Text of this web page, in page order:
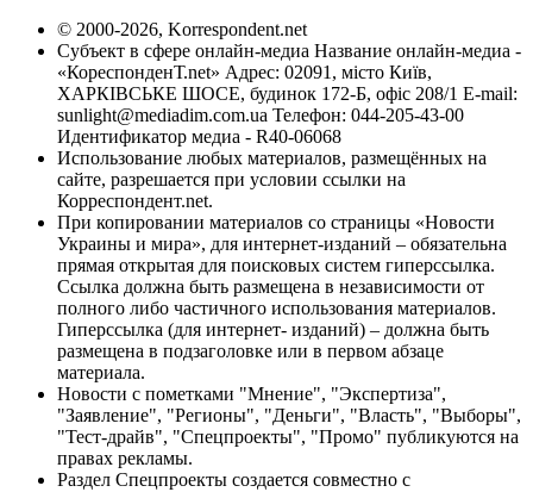
© 2000-2026, Korrespondent.net
Субъект в сфере онлайн-медиа Название онлайн-медиа -
«КореспонденТ.net» Адрес: 02091, місто Київ,
ХАРКІВСЬКЕ ШОСЕ, будинок 172-Б, офіс 208/1 E-mail:
sunlight@mediadim.com.ua Телефон: 044-205-43-00
Идентификатор медиа - R40-06068
Использование любых материалов, размещённых на
сайте, разрешается при условии ссылки на
Корреспондент.net.
При копировании материалов со страницы «Новости
Украины и мира», для интернет-изданий – обязательна
прямая открытая для поисковых систем гиперссылка.
Ссылка должна быть размещена в независимости от
полного либо частичного использования материалов.
Гиперссылка (для интернет- изданий) – должна быть
размещена в подзаголовке или в первом абзаце
материала.
Новости с пометками "Мнение", "Экспертиза",
"Заявление", "Регионы", "Деньги", "Власть", "Выборы",
"Тест-драйв", "Спецпроекты", "Промо" публикуются на
правах рекламы.
Раздел Спецпроекты создается совместно с